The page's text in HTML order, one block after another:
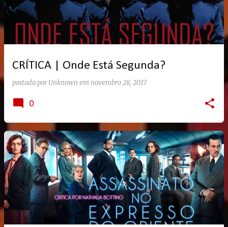
CRÍTICA | Onde Está Segunda?
postado porUnknown em novembro 28, 2017
0